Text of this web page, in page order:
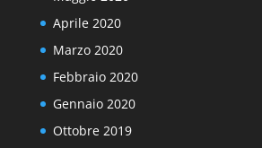
Aprile 2020
Marzo 2020
Febbraio 2020
Gennaio 2020
Ottobre 2019